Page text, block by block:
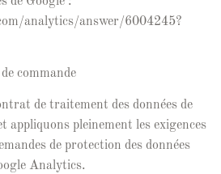
analytics/answer/6004245?
commande
de traite­ment des don­nées de
appliquons pleine­ment les exi­gences
de pro­tec­tion des don­nées
Analytics.